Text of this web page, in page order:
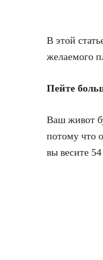
В этой
желаемого
Пейте
Ваш живот
потому что
вы весите